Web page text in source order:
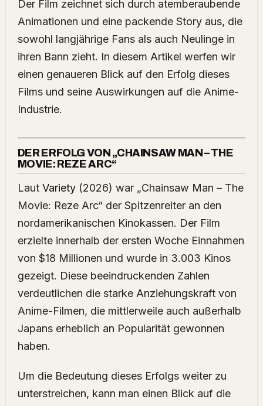
Der Film zeichnet sich durch atemberaubende
Animationen und eine packende Story aus, die
sowohl langjährige Fans als auch Neulinge in
ihren Bann zieht. In diesem Artikel werfen wir
einen genaueren Blick auf den Erfolg dieses
Films und seine Auswirkungen auf die Anime-
Industrie.
DER ERFOLG VON „CHAINSAW MAN – THE
MOVIE: REZE ARC“
Laut Variety(2026) war „Chainsaw Man – The
Movie: Reze Arc“ der Spitzenreiter an den
nordamerikanischen Kinokassen. Der Film
erzielte innerhalb der ersten Woche Einnahmen
von $18 Millionen und wurde in 3.003 Kinos
gezeigt. Diese beeindruckenden Zahlen
verdeutlichen die starke Anziehungskraft von
Anime-Filmen, die mittlerweile auch außerhalb
Japans erheblich an Popularität gewonnen
haben.
Um die Bedeutung dieses Erfolgs weiter zu
unterstreichen, kann man einen Blick auf die